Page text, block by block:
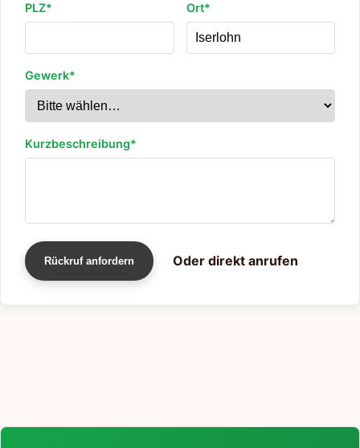
PLZ* Ort*
Gewerk*
Kurzbeschreibung*
Rückruf anfordern Oder direkt anrufen